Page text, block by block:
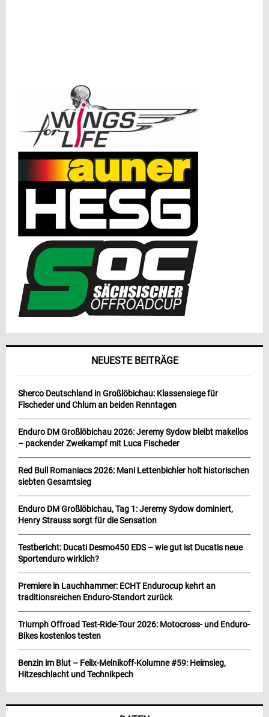
NEUESTE BEITRÄGE
Sherco Deutschland in Großlöbichau: Klassensiege für
Fischeder und Chlum an beiden Renntagen
Enduro DM Großlöbichau 2026: Jeremy Sydow bleibt makellos
– packender Zweikampf mit Luca Fischeder
Red Bull Romaniacs 2026: Mani Lettenbichler holt historischen
siebten Gesamtsieg
Enduro DM Großlöbichau, Tag 1: Jeremy Sydow dominiert,
Henry Strauss sorgt für die Sensation
Testbericht: Ducati Desmo450 EDS – wie gut ist Ducatis neue
Sportenduro wirklich?
Premiere in Lauchhammer: ECHT Endurocup kehrt an
traditionsreichen Enduro-Standort zurück
Triumph Offroad Test-Ride-Tour 2026: Motocross- und Enduro-
Bikes kostenlos testen
Benzin im Blut – Felix-Melnikoff-Kolumne #59: Heimsieg,
Hitzeschlacht und Technikpech